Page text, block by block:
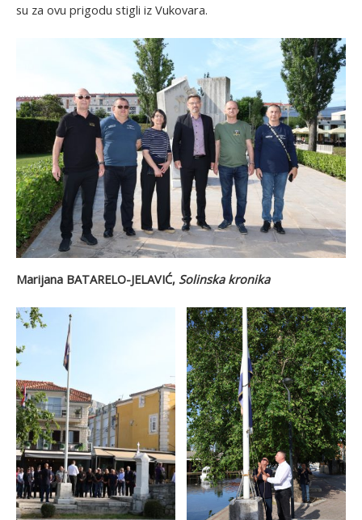
su za ovu prigodu stigli iz Vukovara.
Marijana BATARELO-JELAVIĆ, Solinska kronika